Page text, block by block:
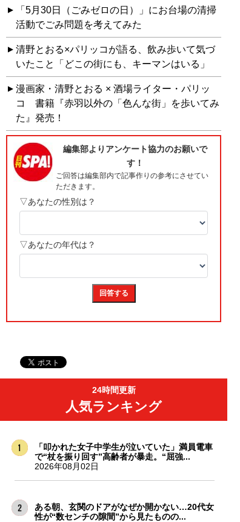
「5月30日（ごみゼロの日）」にお台場の清掃
活動でごみ問題を考えてみた
清野とおる×パリッコが語る、飲み歩いて気づ
いたこと「どこの街にも、キーマンはいる」
漫画家・清野とおる × 酒場ライター・パリッ
コ 書籍『赤羽以外の「色んな街」を歩いてみ
た』発売！
24時間更新
人気ランキング
「叩かれた女子中学生が泣いていた」満員電車
で“杖を振り回す”高齢者が暴走。“屈強...
2026年08月02日
ある朝、玄関のドアがなぜか開かない…20代女
性が“数センチの隙間”から見たものの...